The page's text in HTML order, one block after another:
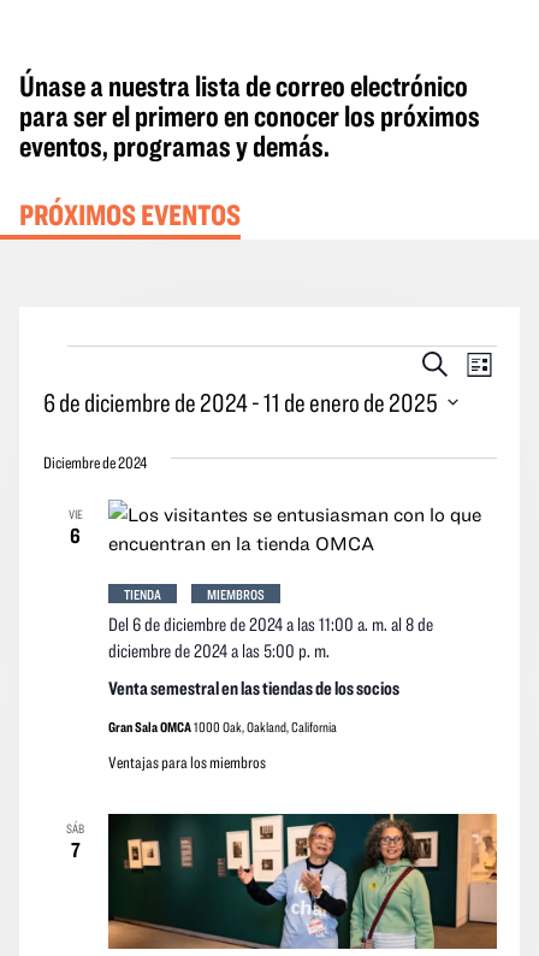
Únase a nuestra lista de correo electrónico
para ser el primero en conocer los próximos
eventos, programas y demás.
PRÓXIMOS EVENTOS
Eventos
Búsqueda
vistas
Buscar
vistas
los
Lista
6 de diciembre de 2024 - 11 de enero de 2025
la
Diciembre de 2024
VIE
6
Venta semestral en las tiendas de los socios
Del 6 de diciembre de 2024 a las 11:00 a. m. al8 de
diciembre de 2024 a las 5:00 p. m.
TIENDA MIEMBROS
Gran Sala OMCA1000 Oak, Oakland, California
Ventajas para los miembros
SÁB
7